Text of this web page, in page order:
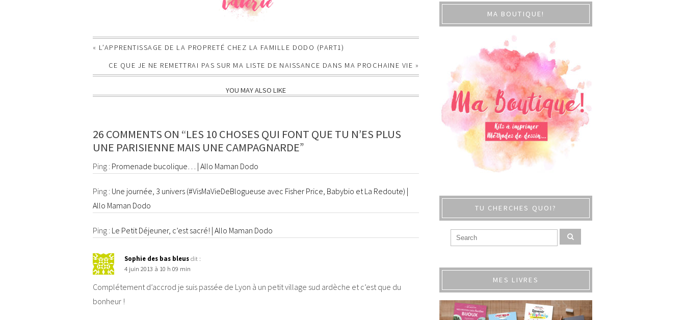
« L’APPRENTISSAGE DE LA PROPRETÉ CHEZ LA FAMILLE DODO (PART1)
CE QUE JE NE REMETTRAI PAS SUR MA LISTE DE NAISSANCE DANS MA PROCHAINE VIE »
YOU MAY ALSO LIKE
26 COMMENTS ON “LES 10 CHOSES QUI FONT QUE TU N’ES PLUS
UNE PARISIENNE MAIS UNE CAMPAGNARDE”
Ping : Promenade bucolique… | Allo Maman Dodo
Ping : Une journée, 3 univers (#VisMaVieDeBlogueuse avec Fisher Price, Babybio et La Redoute) |
Allo Maman Dodo
Ping : Le Petit Déjeuner, c’est sacré! | Allo Maman Dodo
Sophie des bas bleusdit :
4 juin 2013 à 10 h 09 min
Complétement d’accrod je suis passée de Lyon à un petit village sud ardèche et c’est que du
bonheur !
MA BOUTIQUE!
TU CHERCHES QUOI?
MES LIVRES